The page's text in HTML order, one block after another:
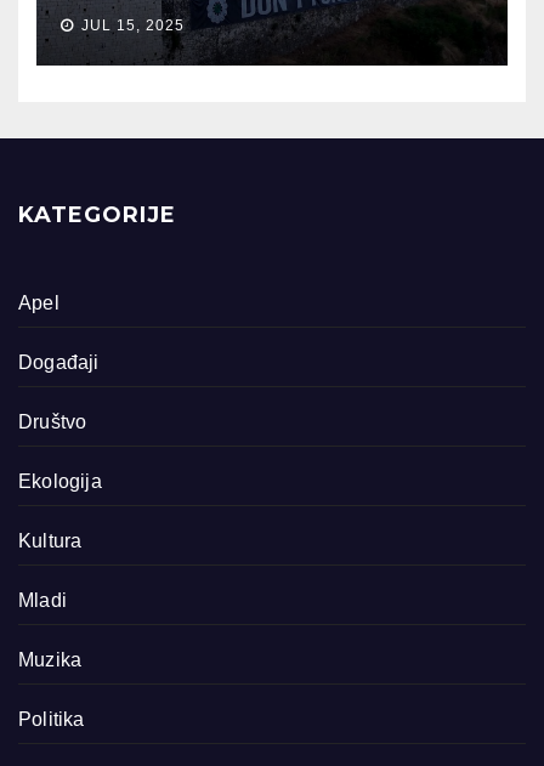
JUL 15, 2025
KATEGORIJE
Apel
Događaji
Društvo
Ekologija
Kultura
Mladi
Muzika
Politika